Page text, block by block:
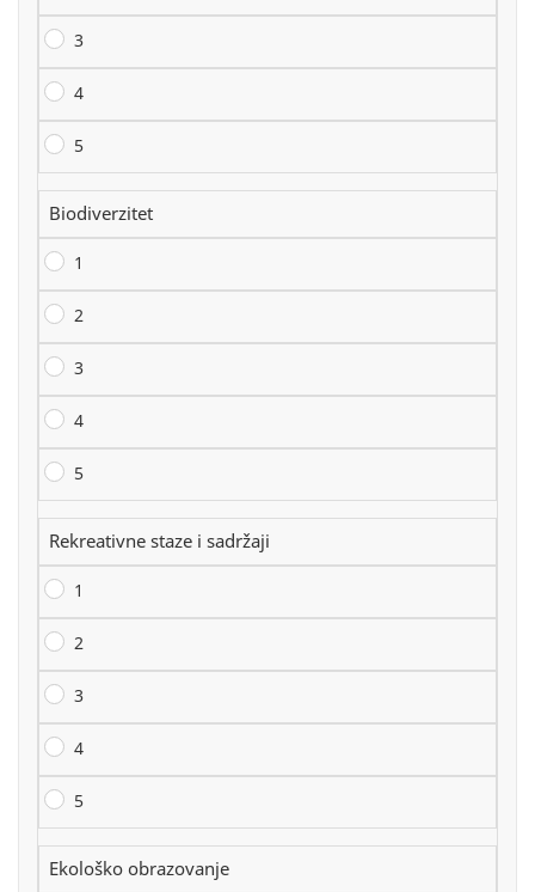
3
4
5
Biodiverzitet
1
2
3
4
5
Rekreativne staze i sadržaji
1
2
3
4
5
Ekološko obrazovanje